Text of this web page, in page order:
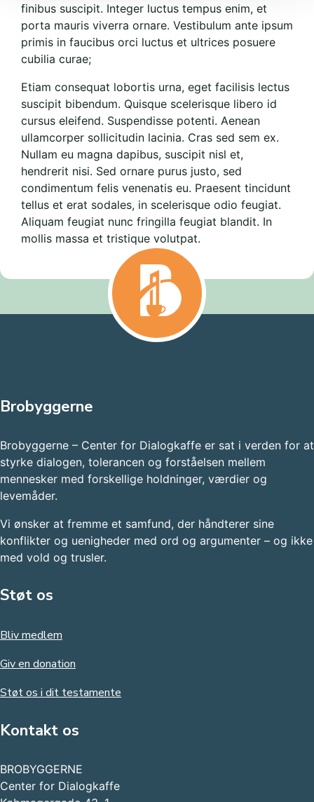
finibus suscipit. Integer luctus tempus enim, et
porta mauris viverra ornare. Vestibulum ante ipsum
primis in faucibus orci luctus et ultrices posuere
cubilia curae;
Etiam consequat lobortis urna, eget facilisis lectus
suscipit bibendum. Quisque scelerisque libero id
cursus eleifend. Suspendisse potenti. Aenean
ullamcorper sollicitudin lacinia. Cras sed sem ex.
Nullam eu magna dapibus, suscipit nisl et,
hendrerit nisi. Sed ornare purus justo, sed
condimentum felis venenatis eu. Praesent tincidunt
tellus et erat sodales, in scelerisque odio feugiat.
Aliquam feugiat nunc fringilla feugiat blandit. In
mollis massa et tristique volutpat.
Brobyggerne
Brobyggerne – Center for Dialogkaffe er sat i verden for at
styrke dialogen, tolerancen og forståelsen mellem
mennesker med forskellige holdninger, værdier og
levemåder.
Vi ønsker at fremme et samfund, der håndterer sine
konflikter og uenigheder med ord og argumenter – og ikke
med vold og trusler.​
Støt os
Bliv medlem
Giv en donation
Støt os i dit testamente
Kontakt os
BROBYGGERNE
Center for Dialogkaffe